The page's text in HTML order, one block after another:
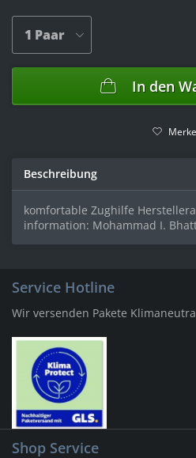
In den
Beschreibung
komfortable Zughilfe
information: Mohammad I.
Service Hotline
Wir versenden Pakete
Shop Service